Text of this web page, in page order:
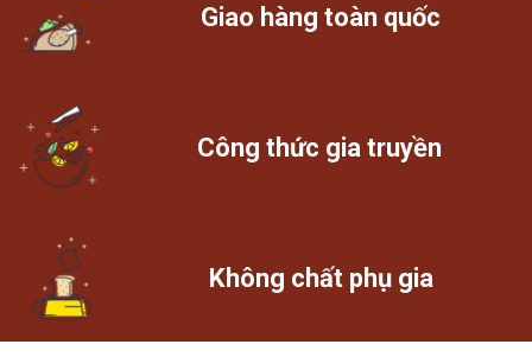
Giao hàng toàn quốc
Công thức gia truyền
Không chất phụ gia